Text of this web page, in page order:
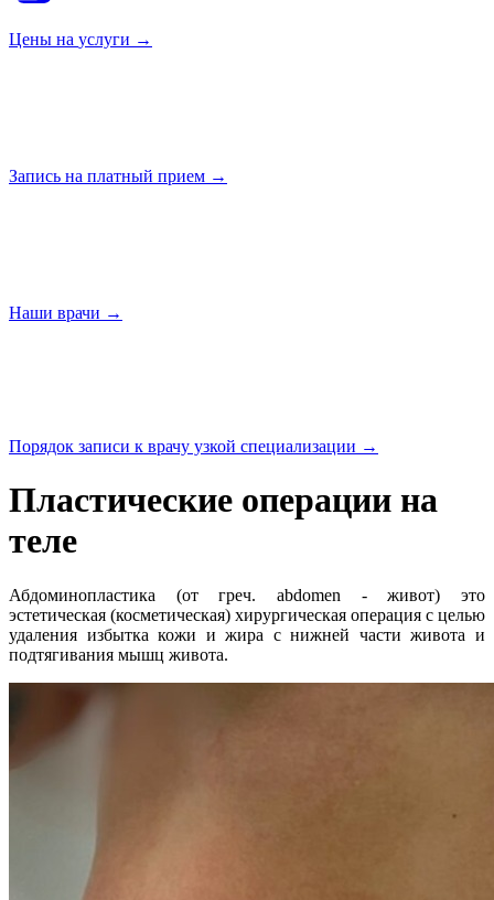
Цены на услуги →
Запись на платный прием →
Наши врачи →
Порядок записи к врачу узкой специализации →
Пластические операции на
теле
Абдоминопластика (от греч. abdomen - живот) это
эстетическая (косметическая) хирургическая операция с целью
удаления избытка кожи и жира с нижней части живота и
подтягивания мышц живота.